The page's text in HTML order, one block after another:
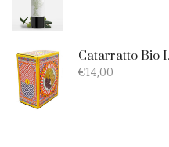
€14,00